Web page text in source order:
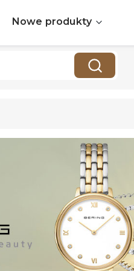
WyczyśćSzukaj
Nowe produkty